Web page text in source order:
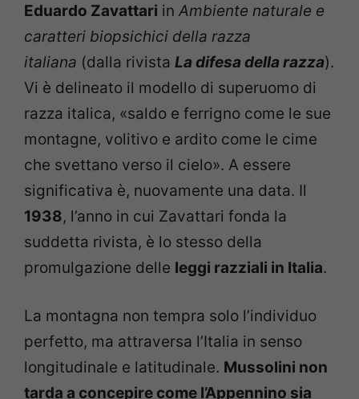
Eduardo Zavattari in Ambiente naturale e
caratteri biopsichici della razza
italiana (dalla rivista La difesa della razza).
Vi è delineato il modello di superuomo di
razza italica, «saldo e ferrigno come le sue
montagne, volitivo e ardito come le cime
che svettano verso il cielo». A essere
significativa è, nuovamente una data. Il
1938, l’anno in cui Zavattari fonda la
suddetta rivista, è lo stesso della
promulgazione delle leggi razziali in Italia.
La montagna non tempra solo l’individuo
perfetto, ma attraversa l’Italia in senso
longitudinale e latitudinale. Mussolini non
tarda a concepire come l’Appennino sia